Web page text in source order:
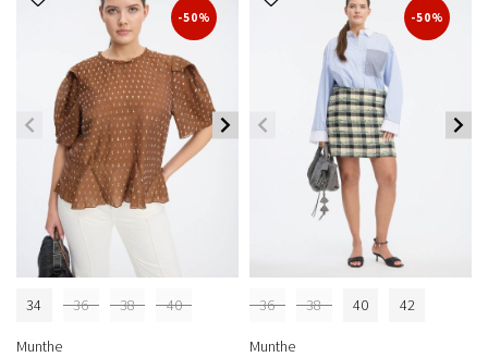
-50%
34 36 38 40
Munthe
-50%
36 38 40 42
Munthe